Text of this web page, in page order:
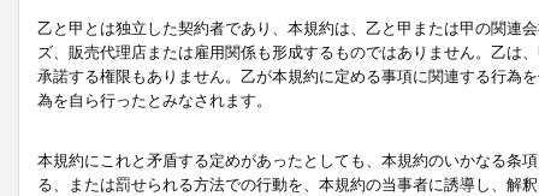
乙と甲とは独立した契約者であり、本規約は、乙と甲または甲の関連
ズ、販売代理店または雇用関係も形成するものではありません。乙は
承諾する権限もありません。乙が本規約に定める事項に関連する行為
為を自ら行ったとみなされます。
本規約にこれと矛盾する定めがあったとしても、本規約のいかなる条
る、または罰せられる方法での行動を、本規約の当事者に誘導し、解